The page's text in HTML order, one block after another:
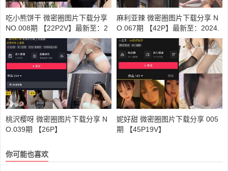
吃小熊饼干 微密圈图片下载分享
NO.008期 【22P2V】最新至：2
024.4.21
麻利亚辣 微密圈图片下载分享 N
O.067期 【42P】最新至：2024.
5.30
桃沢樱呀 微密圈图片下载分享 N
O.039期 【26P】
妮好甜 微密圈图片下载分享 005
期 【45P19V】
你可能也喜欢